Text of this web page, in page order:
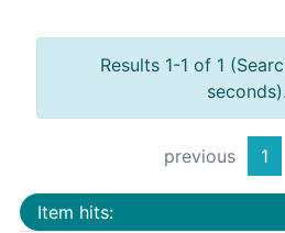
Results 1-1 of 1
seconds).
previous 1
Item hits: